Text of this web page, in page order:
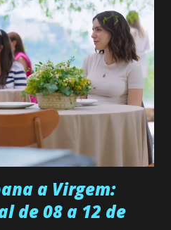
dedica todas as suas energias a
e se orgulhando de
a ingressar na
muito alegre, é
criativa e
e é uma ótima amiga. Pode ser
decide fazer algo.
ela é inseminada por eng...
a Virgem:
de 08 a 12 de